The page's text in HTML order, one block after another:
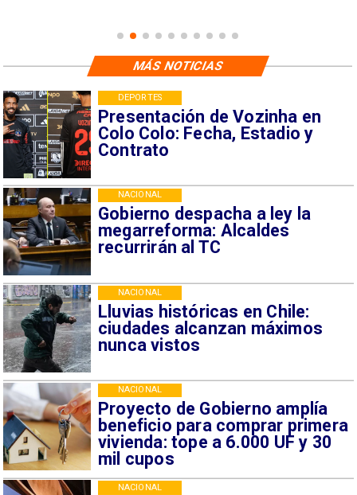
Presentación de Vozinha en
Colo Colo: Fecha, Estadio y
Contrato
DEPORTES
Gobierno despacha a ley la
megarreforma: Alcaldes
recurrirán al TC
NACIONAL
Lluvias históricas en Chile:
ciudades alcanzan máximos
nunca vistos
NACIONAL
Proyecto de Gobierno amplía
beneficio para comprar primera
vivienda: tope a 6.000 UF y 30
mil cupos
NACIONAL
NACIONAL
MÁS NOTICIAS